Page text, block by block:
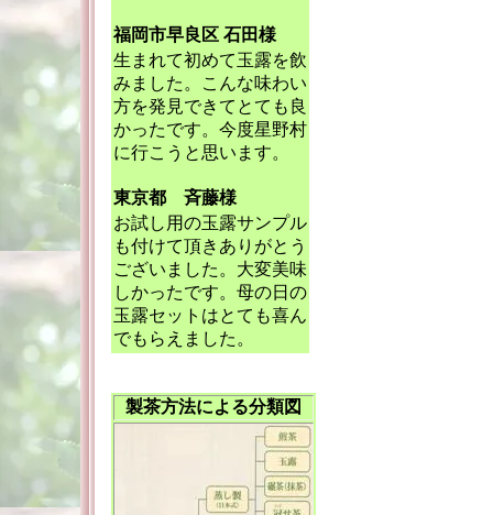
福岡市早良区 石田様
生まれて初めて玉露を飲
みました。こんな味わい
方を発見できてとても良
かったです。今度星野村
に行こうと思います。
東京都 斉藤様
お試し用の玉露サンプル
も付けて頂きありがとう
ございました。大変美味
しかったです。母の日の
玉露セットはとても喜ん
でもらえました。
製茶方法による分類図